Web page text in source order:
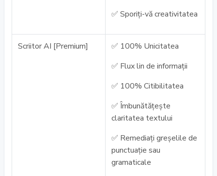
✅ Sporiți-vă creativitatea
Scriitor AI [Premium]
✅ 100% Unicitatea
✅ Flux lin de informații
✅ 100% Citibilitatea
✅ Îmbunătățește
claritatea textului
✅ Remediați greșelile de
punctuație sau
gramaticale